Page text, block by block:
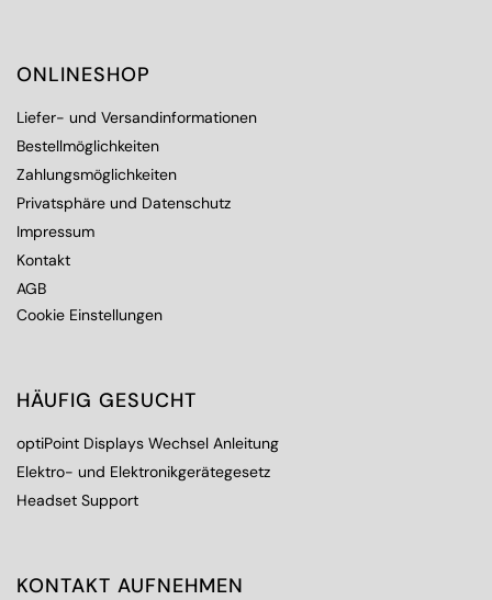
ONLINESHOP
Liefer- und Versandinformationen
Bestellmöglichkeiten
Zahlungsmöglichkeiten
Privatsphäre und Datenschutz
Impressum
Kontakt
AGB
Cookie Einstellungen
HÄUFIG GESUCHT
optiPoint Displays Wechsel Anleitung
Elektro- und Elektronikgerätegesetz
Headset Support
KONTAKT AUFNEHMEN